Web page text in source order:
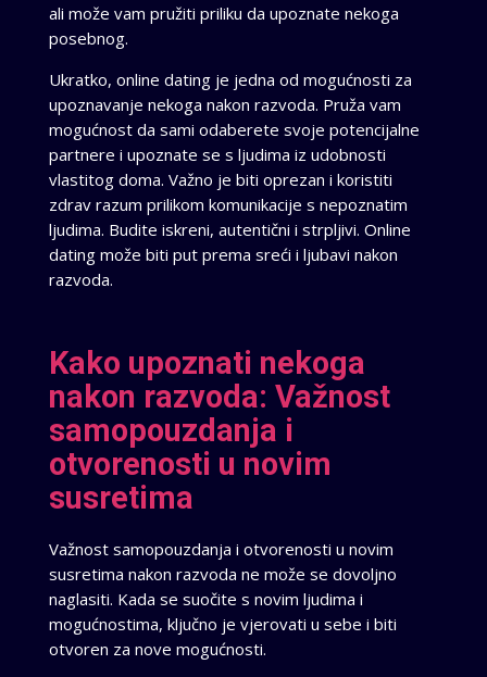
ali može vam pružiti priliku da upoznate nekoga
posebnog.
Ukratko, online dating je jedna od mogućnosti za
upoznavanje nekoga nakon razvoda. Pruža vam
mogućnost da sami odaberete svoje potencijalne
partnere i upoznate se s ljudima iz udobnosti
vlastitog doma. Važno je biti oprezan i koristiti
zdrav razum prilikom komunikacije s nepoznatim
ljudima. Budite iskreni, autentični i strpljivi. Online
dating može biti put prema sreći i ljubavi nakon
razvoda.
Kako upoznati nekoga
nakon razvoda: Važnost
samopouzdanja i
otvorenosti u novim
susretima
Važnost samopouzdanja i otvorenosti u novim
susretima nakon razvoda ne može se dovoljno
naglasiti. Kada se suočite s novim ljudima i
mogućnostima, ključno je vjerovati u sebe i biti
otvoren za nove mogućnosti.